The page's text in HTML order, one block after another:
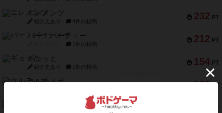
232 PT
エレメンツ
紹介文あり 4件の投稿
212 PT
バー！パーティー
1件の投稿
154 PT
ギョッと
紹介文あり 1件の投稿
152 PT
クルティボ
PT